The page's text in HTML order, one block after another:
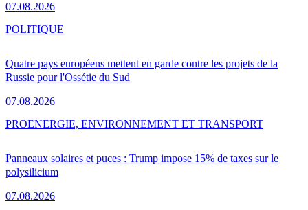
07.08.2026
Quatre pays européens mettent en garde contre les projets de la
Russie pour l'Ossétie du Sud
07.08.2026
POLITIQUE
Panneaux solaires et puces : Trump impose 15% de taxes sur le
polysilicium
07.08.2026
PROENERGIE, ENVIRONNEMENT ET TRANSPORT